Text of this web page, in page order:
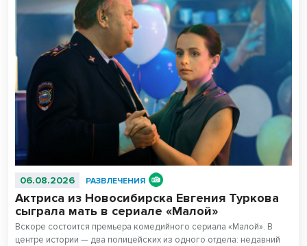
06.08.2026 РАЗВЛЕЧЕНИЯ
Актриса из Новосибирска Евгения Туркова
сыграла мать в сериале «Малой»
Вскоре состоится премьера комедийного сериала «Малой». В
центре истории — два полицейских из одного отдела: недавний